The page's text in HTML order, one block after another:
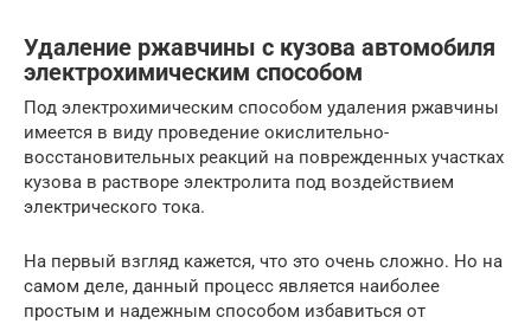
Удаление ржавчины с кузова автомобиля
электрохимическим способом
Под электрохимическим способом удаления ржавчины
имеется в виду проведение окислительно-
восстановительных реакций на поврежденных участках
кузова в растворе электролита под воздействием
электрического тока.
На первый взгляд кажется, что это очень сложно. Но на
самом деле, данный процесс является наиболее
простым и надежным способом избавиться от